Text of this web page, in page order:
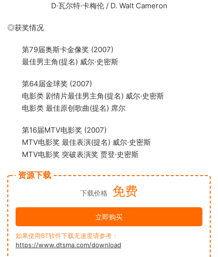
D·瓦尔特·卡梅伦 / D. Walt Cameron
◎获奖情况
第79届奥斯卡金像奖 (2007)
最佳男主角(提名) 威尔·史密斯
第64届金球奖 (2007)
电影类 剧情片最佳男主角(提名) 威尔·史密斯
电影类 最佳原创歌曲(提名) 席尔
第16届MTV电影奖 (2007)
MTV电影奖 最佳表演(提名) 威尔·史密斯
MTV电影奖 突破表演奖 贾登·史密斯
资源下载
下载价格 免费
立即购买
如果使用BT软件下载无速度请参考：
https://www.dtsma.com/download